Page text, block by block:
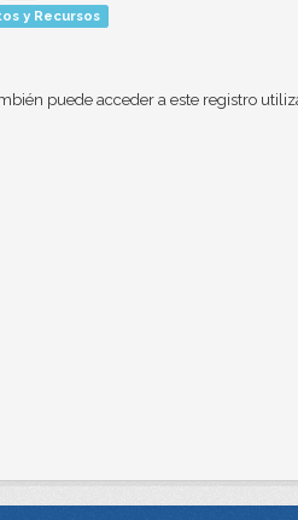
y Recursos
puede acceder a este registro